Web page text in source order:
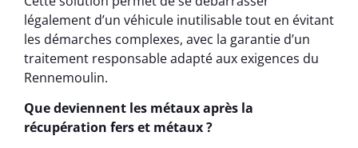
légalement d’un véhicule inutilisable tout en évitant
les démarches complexes, avec la garantie d’un
traitement responsable adapté aux exigences du
Rennemoulin.
Que deviennent les métaux après la
récupération fers et métaux ?